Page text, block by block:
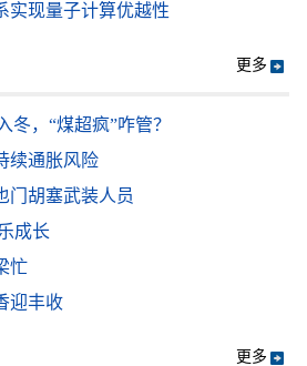
实现量子计算优越性
更多
冬，“煤超疯”咋管？
续通胀风险
门胡塞武装人员
成长
忙
迎丰收
更多